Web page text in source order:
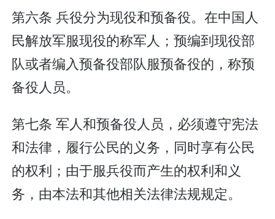
第六条 兵役分为现役和预备役。在中国人
民解放军服现役的称军人；预编到现役部
队或者编入预备役部队服预备役的，称预
备役人员。
第七条 军人和预备役人员，必须遵守宪法
和法律，履行公民的义务，同时享有公民
的权利；由于服兵役而产生的权利和义
务，由本法和其他相关法律法规规定。